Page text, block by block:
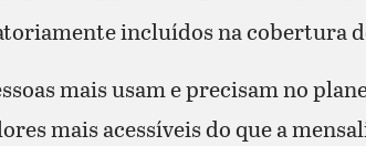
incluídos na cobertura
mais usam e precisam no
mais acessíveis do que a